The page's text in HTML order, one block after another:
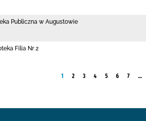
Publiczna w Augustowie
Filia Nr 2
1 2 3 4 5 6 7 …